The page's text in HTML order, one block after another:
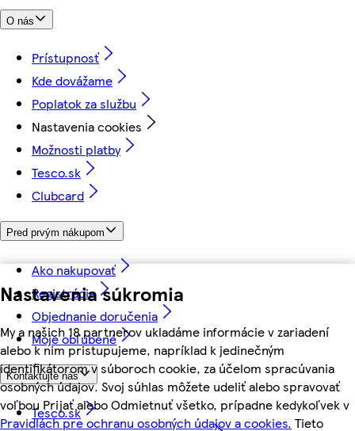
Nastavenia súkromia
My a našich 18 partnerov ukladáme informácie v zariadení
alebo k nim pristupujeme, napríklad k jedinečným
identifikátorom v súboroch cookie, za účelom spracúvania
osobných údajov. Svoj súhlas môžete udeliť alebo spravovať
voľbou Prijať alebo Odmietnuť všetko, prípadne kedykoľvek v
Pravidlách pre ochranu osobných údajov a cookies. Tieto
O nás
Prístupnosť
Kde dovážame
Poplatok za službu
Nastavenia cookies
Možnosti platby
Tesco.sk
Clubcard
Pred prvým nákupom
Ako nakupovať
Registrácia
Objednanie doručenia
Moje obľúbené
Kontaktujte nás
Tesco.sk